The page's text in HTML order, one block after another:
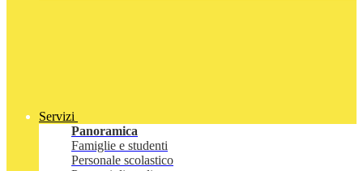
Servizi
Panoramica
Famiglie e studenti
Personale scolastico